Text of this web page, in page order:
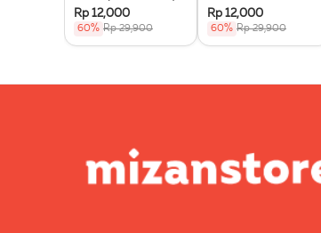
Singa (Buku Event)
Rp 12,000
60% Rp 29,900
Yang Sombong
(Buku Event)
Rp 12,000
60% Rp 29,900